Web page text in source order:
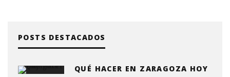
POSTS DESTACADOS
QUÉ HACER EN ZARAGOZA HOY